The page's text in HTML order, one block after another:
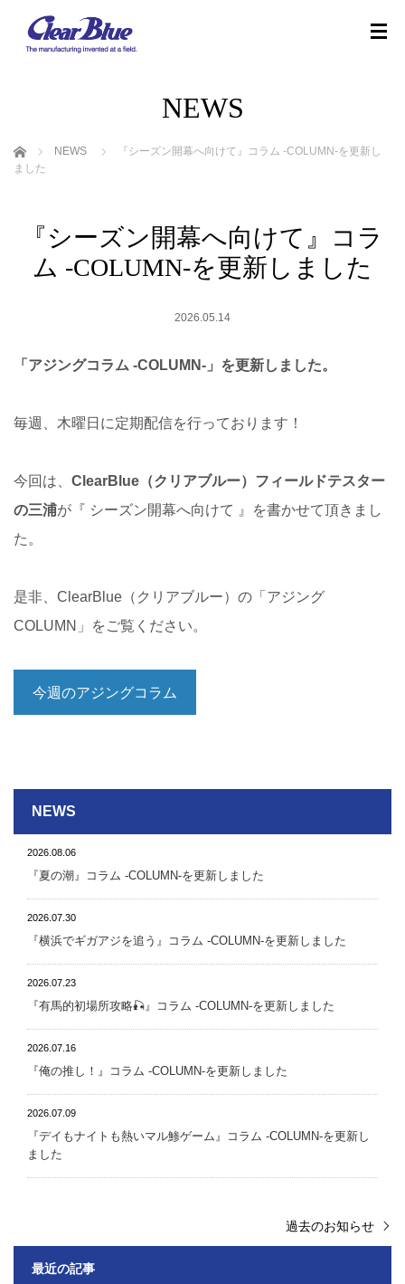
NEWS
ホーム NEWS
『シーズン開幕へ向けて』 コラム -COLUMN-を更新し
ました
『シーズン開幕へ向けて』 コラ
ム -COLUMN-を更新しました
2026.05.14
「アジングコラム -COLUMN-」を更新しました。
毎週、木曜日に定期配信を行っております！
今回は、 ClearBlue（クリアブルー）フィールドテスター
の三浦が『 シーズン開幕へ向けて 』を書かせて頂きまし
た。
是非、ClearBlue（クリアブルー）の「アジング
COLUMN」をご覧ください。
今週のアジングコラム
NEWS
2026.08.06
『夏の潮』 コラム -COLUMN-を更新しました
2026.07.30
『横浜でギガアジを追う』 コラム -COLUMN-を更新しました
2026.07.23
『有馬的初場所攻略🎣』 コラム -COLUMN-を更新しました
2026.07.16
『俺の推し！』 コラム -COLUMN-を更新しました
2026.07.09
『デイもナイトも熱いマル鯵ゲーム』 コラム -COLUMN-を更新し
ました
過去のお知らせ
最近の記事